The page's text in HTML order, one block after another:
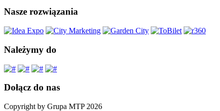
Nasze rozwiązania
Należymy do
Dołącz do nas
Copyright by Grupa MTP 2026